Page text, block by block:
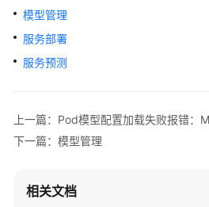
态
服
务
产
品
绍
模型管理
服务部署
服务预测
下一篇：模型管理
相关文档